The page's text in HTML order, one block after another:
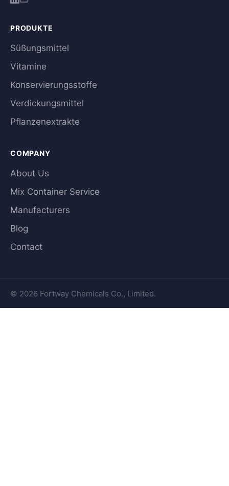
PRODUKTE
Süßungsmittel
Vitamine
Konservierungsstoffe
Verdickungsmittel
Pflanzenextrakte
COMPANY
About Us
Mix Container Service
Manufacturers
Blog
Contact
© 2026 Fortway Chemicals Co., Limited.